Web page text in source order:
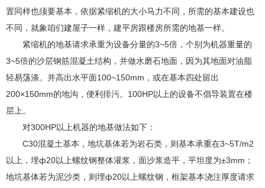
置同样也须要基本，依据紧缩机的大小马力不同，所需的基本建设也
不同，就象咱们建屋子一样，建平房跟楼房所需的地基一样。
紧缩机的地基请求承重为设备分量的3~5倍，个别为机器重量的
3~5倍的沙层钢筋混凝土结构，并做水磨石地面，因为其地面对油脂
轻易荡涤。并高出水平面100~150mm，或在基本四处留出
200×150mm的地沟，便利排污。100HP以上的设备不倡导装置在楼
层上。
对300HP以上机器的地基做法如下：
C30混凝土基本，地坑基体若为岩石类，则基本承重在3~5T/m2
以上，埋ф20以上螺纹钢整体灌浆，面沙浆造平，平坦度为±3mm；
地坑基体若为泥沙类，则埋ф20以上螺纹钢，框架基本浇注厚度请求